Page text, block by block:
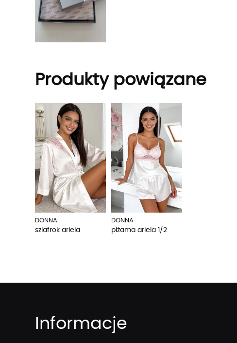
Produkty powiązane
DONNA
szlafrok ariela
DONNA
piżama ariela 1/2
Informacje